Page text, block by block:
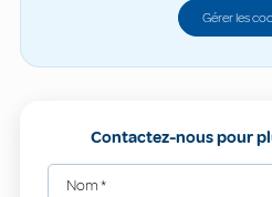
Gérer les
Contactez-nous pour
Nom*